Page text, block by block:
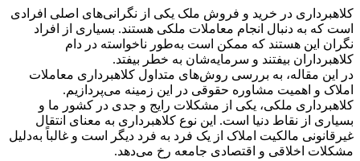
کلاهبرداری در خرید و فروش ملک یکی از نگرانی‌های اصلی افرادی
است که به دنبال انجام معاملات ملکی هستند. بسیاری از افراد
نگران این هستند که ممکن است به‌طور ناخواسته در دام
کلاهبرداران بیفتند و سرمایه‌شان به خطر بیفتد.
در این مقاله، به بررسی روش‌های متداول کلاهبرداری معاملات
املاک و اهمیت مشاوره حقوقی در این زمینه می‌پردازیم.
کلاهبرداری ملکی، یکی از مشکلات رایج و جدی در کشور ما و
بسیاری از نقاط دنیا است. این نوع کلاهبرداری به معنای انتقال
غیرقانونی مالکیت املاک از یک فرد به فرد دیگر است و غالباً به‌دلیل
مشکلات اخلاقی و اقتصادی جامعه رخ می‌دهد.